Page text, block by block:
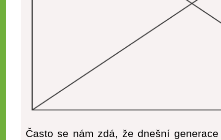
Často se nám zdá, že dnešní